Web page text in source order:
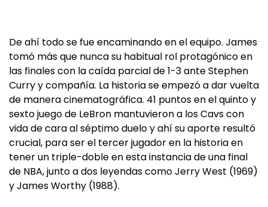
De ahí todo se fue encaminando en el equipo. James
tomó más que nunca su habitual rol protagónico en
las finales con la caída parcial de 1-3 ante Stephen
Curry y compañía. La historia se empezó a dar vuelta
de manera cinematográfica. 41 puntos en el quinto y
sexto juego de LeBron mantuvieron a los Cavs con
vida de cara al séptimo duelo y ahí su aporte resultó
crucial, para ser el tercer jugador en la historia en
tener un triple-doble en esta instancia de una final
de NBA, junto a dos leyendas como Jerry West (1969)
y James Worthy (1988).